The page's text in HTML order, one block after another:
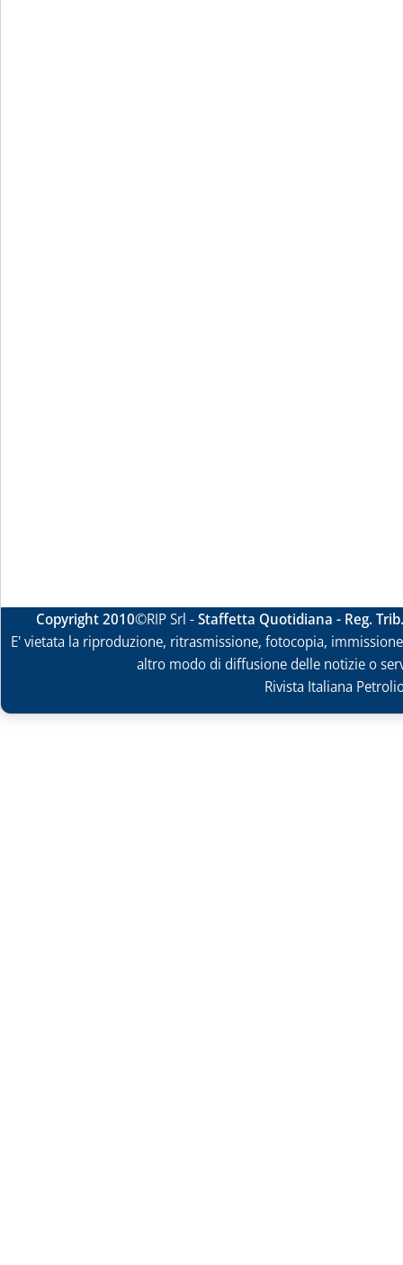
Copyright 2010©RIP Srl -Staffetta Quotidiana - Reg.
E' vietata la riproduzione, ritrasmissione, fotocopia,
altro modo di diffusione delle notizie o
Rivista Italiana